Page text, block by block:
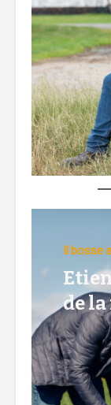
Lire la
Il bosse
de